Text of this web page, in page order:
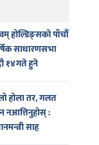
होल्डिङ्सको पाँचौँ
साधारणसभा
१४गते हुने
होला तर, गलत
नआत्तिनुहोस् :
साह